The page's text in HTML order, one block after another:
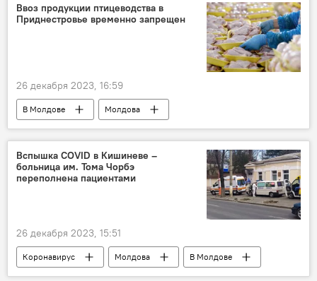
Ввоз продукции птицеводства в
Приднестровье временно запрещен
26 декабря 2023, 16:59
В Молдове
Молдова
Приднестровье
Вспышка COVID в Кишиневе –
больница им. Тома Чорбэ
переполнена пациентами
26 декабря 2023, 15:51
Коронавирус Молдова В Молдове